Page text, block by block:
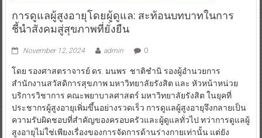
การดูแลผู้สูงอายุโดยผู้ดูแล: สะท้อนบทบาทในการ
ชี้นำสังคมสู่สุขภาพที่ยั่งยืน
November 12, 2024 admin 0
โดย รองศาสตราจารย์ ดร. มนพร ชาติชำนิ รองผู้อำนวยการ
สำนักงานสวัสดิการสุขภาพ มหาวิทยาลัยรังสิต และ หัวหน้าหน่วย
บริการวิชาการ คณะพยาบาลศาสตร์ มหาวิทยาลัยรังสิต ในยุคที่
ประชากรผู้สูงอายุเพิ่มขึ้นอย่างรวดเร็ว การดูแลผู้สูงอายุจึงกลายเป็น
ความรับผิดชอบที่สำคัญของครอบครัวและผู้ดูแลทั่วไป ทว่าการดูแลผู้
สูงอายุไม่ใช่เพียงเรื่องของการจัดการด้านร่างกายเท่านั้น แต่ยัง